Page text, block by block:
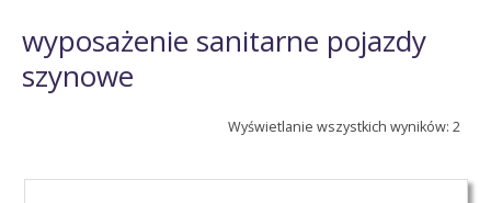
wyposażenie sanitarne pojazdy
szynowe
Wyświetlanie wszystkich wyników: 2